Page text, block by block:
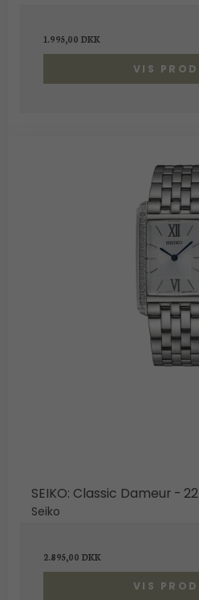
1.995,00 DKK
VIS
SEIKO: Classic Dameur -
Seiko
2.895,00 DKK
VIS